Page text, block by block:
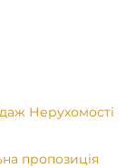
Нерухомості
пропозиція